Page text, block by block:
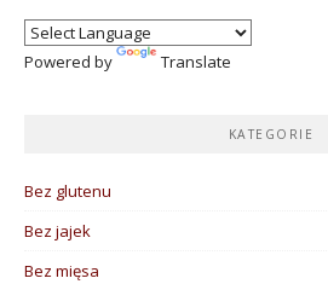
Powered by Translate
KATEGORIE
Bez glutenu
Bez jajek
Bez mięsa